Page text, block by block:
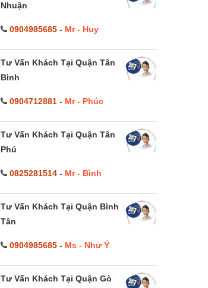
Nhuận
0904985685- Mr - Huy
Tư Vấn Khách Tại Quận Tân
Bình
0904712881- Mr - Phúc
Tư Vấn Khách Tại Quận Tân
Phú
0825281514- Mr - Bình
Tư Vấn Khách Tại Quận Bình
Tân
0904985685- Ms - Như Ý
Tư Vấn Khách Tại Quận Gò